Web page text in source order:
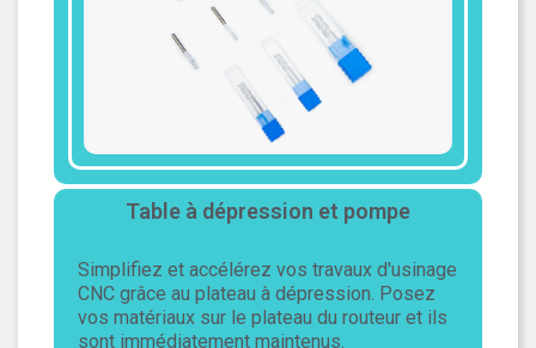
Table à dépression et pompe
Simplifiez et accélérez vos travaux d'usinage
CNC grâce au plateau à dépression. Posez
vos matériaux sur le plateau du routeur et ils
sont immédiatement maintenus.